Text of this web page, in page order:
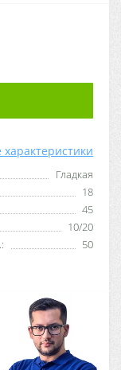
характеристики
Гладкая
18
45
10/20
50